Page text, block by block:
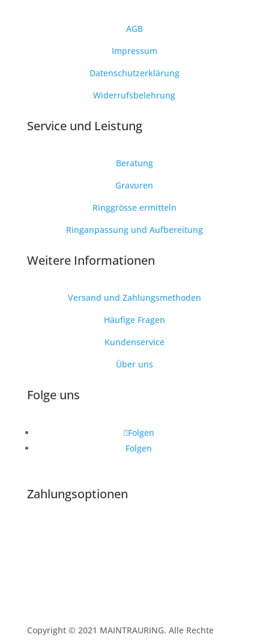
AGB
Impressum
Datenschutzerklärung
Widerrufsbelehrung
Service und Leistung
Beratung
Gravuren
Ringgrösse ermitteln
Ringanpassung und Aufbereitung
Weitere Informationen
Versand und Zahlungsmethoden
Häufige Fragen
Kundenservice
Über uns
Folge uns
Folgen
Folgen
Zahlungsoptionen
Copyright © 2021 MAINTRAURING. Alle Rechte